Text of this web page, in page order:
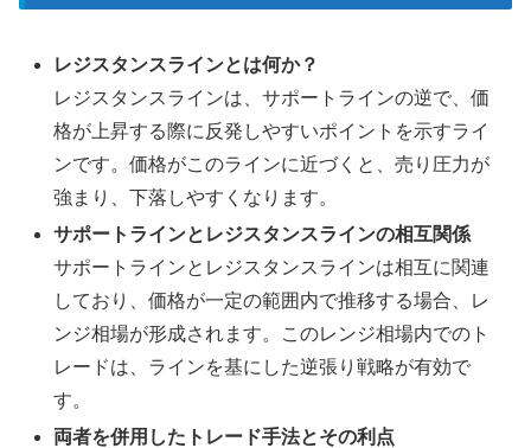
レジスタンスラインとは何か？
レジスタンスラインは、サポートラインの逆で、価
格が上昇する際に反発しやすいポイントを示すライ
ンです。価格がこのラインに近づくと、売り圧力が
強まり、下落しやすくなります。
サポートラインとレジスタンスラインの相互関係
サポートラインとレジスタンスラインは相互に関連
しており、価格が一定の範囲内で推移する場合、レ
ンジ相場が形成されます。このレンジ相場内でのト
レードは、ラインを基にした逆張り戦略が有効で
す。
両者を併用したトレード手法とその利点